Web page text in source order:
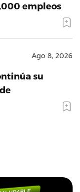
empleos
Ago 8, 2026
su